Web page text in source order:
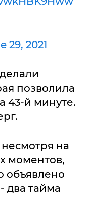
29, 2021
позволила
43-й минуте.
несмотря на
моментов,
объявлено
два тайма